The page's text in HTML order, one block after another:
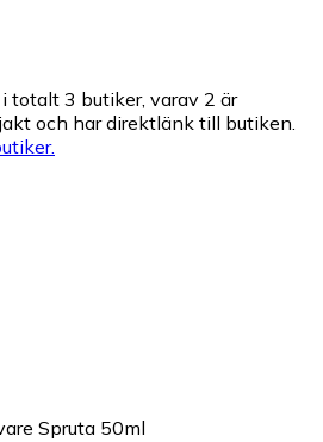
totalt 3 butiker, varav 2 är
och har direktlänk till butiken.
Spruta 50ml